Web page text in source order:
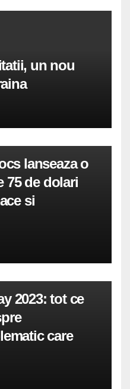
un nou
lanseaza o
75 de dolari
si
2023: tot ce
care